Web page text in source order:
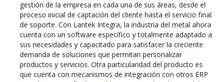
gestión de la empresa en cada una de sus áreas, desde el
proceso inicial de captación del cliente hasta el servicio final
de soporte. Con Lantek Integra, la industria del metal ahora
cuenta con un software específico y totalmente adaptado a
sus necesidades y capacitado para satisfacer la creciente
demanda de soluciones que permitan personalizar
productos y servicios. Otra particularidad del producto es
que cuenta con mecanismos de integración con otros ERP